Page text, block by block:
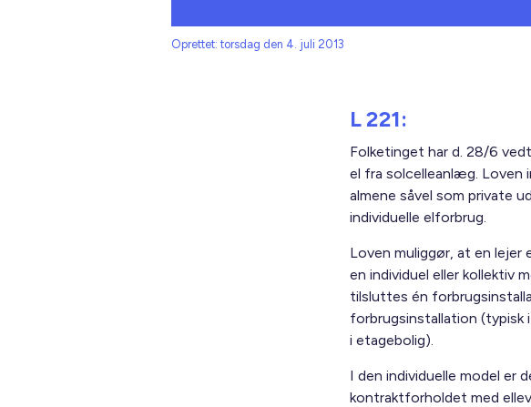
Oprettet: torsdag den 4. juli 2013
L 221:
Folketinget har d. 28/6
el fra solcelleanlæg. Loven
almene såvel som private
individuelle elforbrug.
Loven muliggør, at en
en individuel eller kollektiv
tilsluttes én
forbrugsinstallation
i etagebolig).
I den individuelle model er
kontraktforholdet med